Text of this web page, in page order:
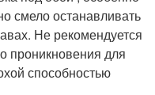
смело останавливать
Не рекомендуется
проникновения для
способностью